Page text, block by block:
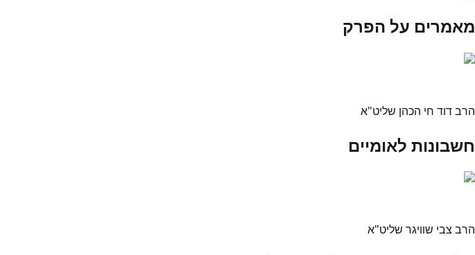
מאמרים על הפרק
הרב דוד חי הכהן שליט"א
חשבונות לאומיים
הרב צבי שוויגר שליט"א